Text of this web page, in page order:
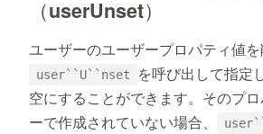
（userUnset）
ユーザーのユーザープロパティ値を
user``U``nset
を呼び出して指定
空にすることができます。そのプ
ーで作成されていない場合、